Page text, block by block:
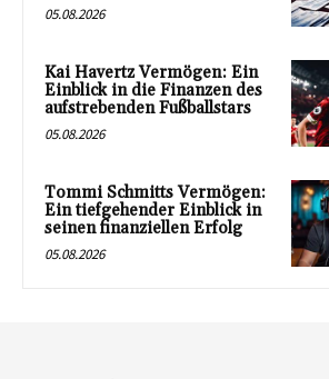
05.08.2026
Kai Havertz Vermögen: Ein
Einblick in die Finanzen des
aufstrebenden Fußballstars
05.08.2026
Tommi Schmitts Vermögen:
Ein tiefgehender Einblick in
seinen finanziellen Erfolg
05.08.2026